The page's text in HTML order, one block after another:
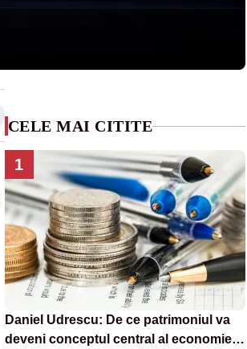
CELE MAI CITITE
1
Daniel Udrescu: De ce patrimoniul va
deveni conceptul central al economiei